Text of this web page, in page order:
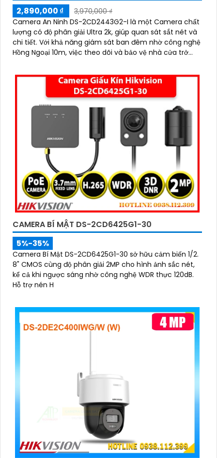
2,890,000 ₫
3,970,000 ₫
Camera An Ninh DS-2CD2443G2-I là một Camera chất
lượng có độ phân giải Ultra 2k, giúp quan sát sắt nét và
chi tiết. Với khả năng giám sát ban đêm nhờ công nghệ
Hồng Ngoại 10m, việc theo dõi và bảo vệ nhà cửa trở
CAMERA BÍ MẬT DS-2CD6425G1-30
5%-35%
Camera Bí Mật DS-2CD6425G1-30 sở hữu cảm biến 1/2.
8" CMOS cùng độ phân giải 2MP cho hình ảnh sắc nét,
kể cả khi ngược sáng nhờ công nghệ WDR thực 120dB.
Hỗ trợ nén H